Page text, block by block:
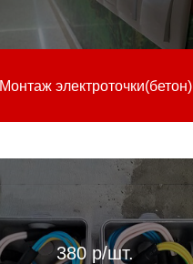
Монтаж электроточки(бетон)
380 р/шт.